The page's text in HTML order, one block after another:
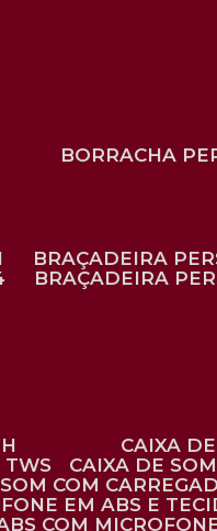
BORRACHA
BRAÇADEIRA
BRAÇADEIRA
CAIXA
TWS
CAIXA DE
SOM COM
EM ABS E
COM